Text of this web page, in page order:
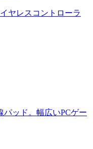
ヤレスコントローラ
パッド。幅広いPCゲー